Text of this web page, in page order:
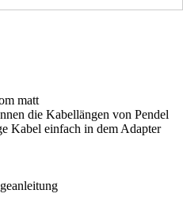
matt
die Kabellängen von Pendel
Kabel einfach in dem Adapter